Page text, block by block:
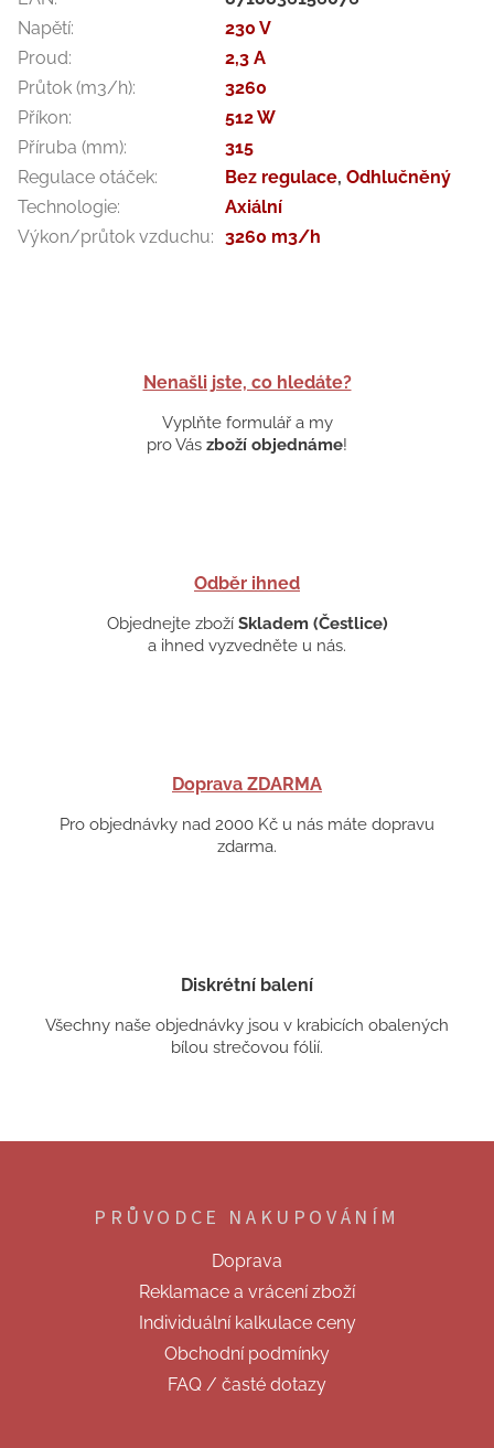
Nenašli jste, co hledáte?
Vyplňte formulář a my
pro Vás zboží objednáme!
Odběr ihned
Objednejte zboží Skladem (Čestlice)
a ihned vyzvedněte u nás.
Doprava ZDARMA
Pro objednávky nad 2000 Kč u nás máte dopravu
zdarma.
Diskrétní balení
Všechny naše objednávky jsou v krabicích obalených
bílou strečovou fólií.
Napětí:
230 V
Proud:
2,3 A
Průtok (m3/h):
3260
Příkon:
512 W
Příruba (mm):
315
Regulace otáček: Bez regulace, Odhlučněný
Technologie:
Axiální
Výkon/průtok vzduchu: 3260 m3/h
PRŮVODCE NAKUPOVÁNÍM
Doprava
Reklamace a vrácení zboží
Individuální kalkulace ceny
Obchodní podmínky
FAQ / časté dotazy